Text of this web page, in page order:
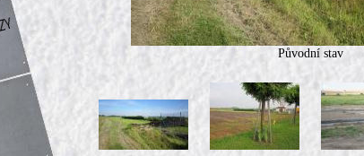
Původní stav